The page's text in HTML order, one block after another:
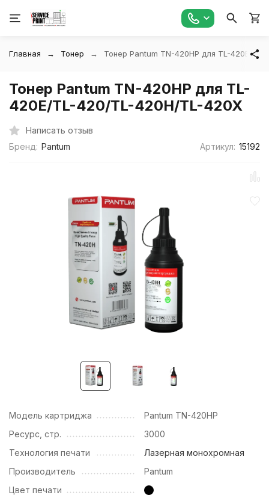
Главная Тонер Тонер Pantum TN-420HP для TL-420E/
Тонер Pantum TN-420HP для TL-
420E/TL-420/TL-420H/TL-420X
Написать отзыв
Бренд: Pantum Артикул: 15192
Модель картриджа
Pantum TN-420HP
Ресурс, стр.
3000
Технология печати
Лазерная монохромная
Производитель
Pantum
Цвет печати